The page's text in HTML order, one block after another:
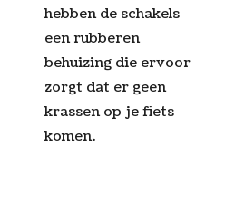
hebben de schakels
een rubberen
behuizing die ervoor
zorgt dat er geen
krassen op je fiets
komen.